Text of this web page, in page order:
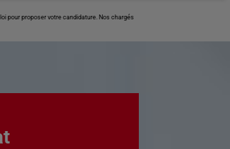
pour proposer votre candidature. Nos chargés